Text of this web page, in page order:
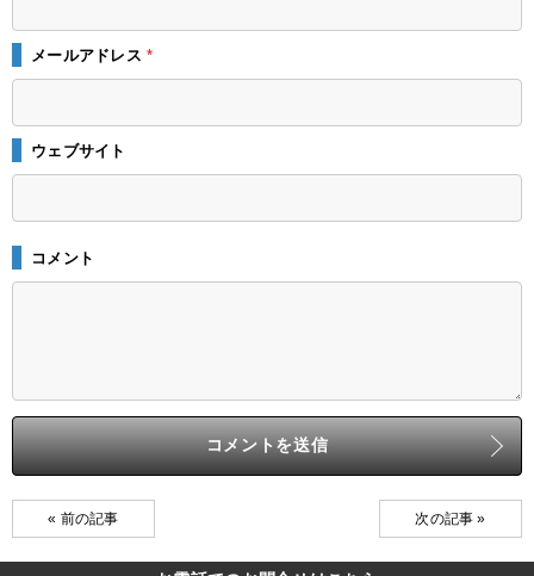
メールアドレス*
ウェブサイト
コメント
« 前の記事 次の記事 »